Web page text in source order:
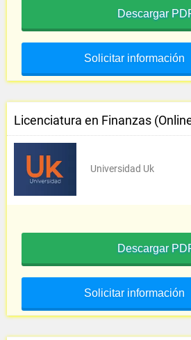
Descargar
Solicitar información
Licenciatura en Finanzas
Universidad Uk
Descargar
Solicitar información